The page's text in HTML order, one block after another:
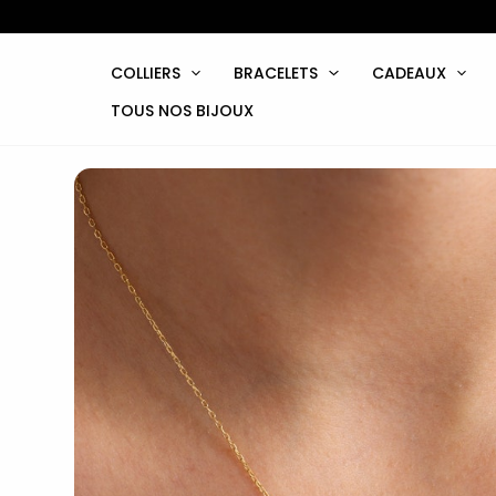
au
COLLIERS BRACELETS
CADEAUX
TOUS NOS BIJOUX